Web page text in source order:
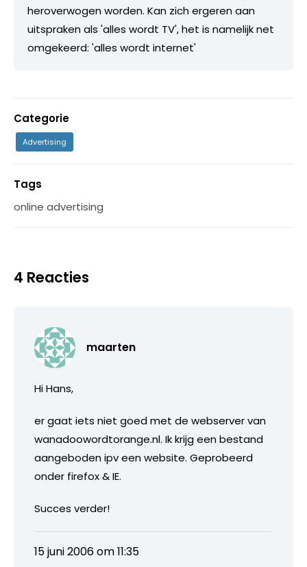
heroverwogen worden. Kan zich ergeren aan
uitspraken als 'alles wordt TV', het is namelijk net
omgekeerd: 'alles wordt internet'
Categorie
Advertising
Tags
online advertising
4 Reacties
maarten
Hi Hans,
er gaat iets niet goed met de webserver van
wanadoowordtorange.nl. Ik krijg een bestand
aangeboden ipv een website. Geprobeerd
onder firefox & IE.
Succes verder!
15 juni 2006 om 11:35